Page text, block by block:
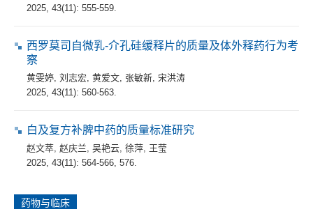
2025, 43(11): 555-559.
西罗莫司自微乳-介孔硅缓释片的质量及体外释药行为考
察
黄雯婷 刘志宏 黄爱文 张敏新 宋洪涛
2025, 43(11): 560-563.
白及复方补脾中药的质量标准研究
赵文萃 赵庆兰 吴艳云 徐萍 王莹
2025, 43(11): 564-566, 576.
药物与临床